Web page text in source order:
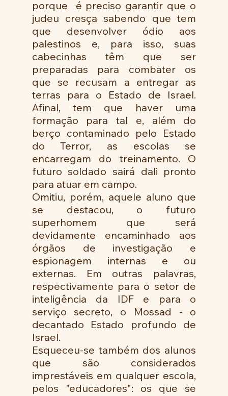
porque  é preciso garantir que o
judeu cresça sabendo que tem
que desenvolver ódio aos
palestinos e, para isso, suas
cabecinhas têm que ser
preparadas para combater os
que se recusam a entregar as
terras para o Estado de Israel.
Afinal, tem que haver uma
formação para tal e, além do
berço contaminado pelo Estado
do Terror, as escolas se
encarregam do treinamento. O
futuro soldado sairá dali pronto
para atuar em campo.
Omitiu, porém, aquele aluno que
se destacou, o futuro
superhomem que será
devidamente encaminhado aos
órgãos de investigação e
espionagem internas e ou
externas. Em outras palavras,
respectivamente para o setor de
inteligência da IDF e para o
serviço secreto, o Mossad - o
decantado Estado profundo de
Israel.
Esqueceu-se também dos alunos
que são considerados
imprestáveis em qualquer escola,
pelos "educadores": os que se